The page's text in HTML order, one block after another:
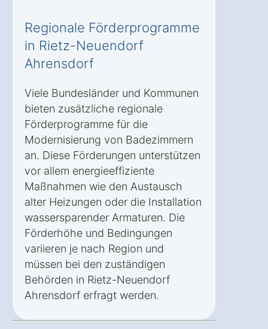
Regionale Förderprogramme
in Rietz-Neuendorf
Ahrensdorf
Viele Bundesländer und Kommunen
bieten zusätzliche regionale
Förderprogramme für die
Modernisierung von Badezimmern
an. Diese Förderungen unterstützen
vor allem energieeffiziente
Maßnahmen wie den Austausch
alter Heizungen oder die Installation
wassersparender Armaturen. Die
Förderhöhe und Bedingungen
variieren je nach Region und
müssen bei den zuständigen
Behörden in Rietz-Neuendorf
Ahrensdorf erfragt werden.